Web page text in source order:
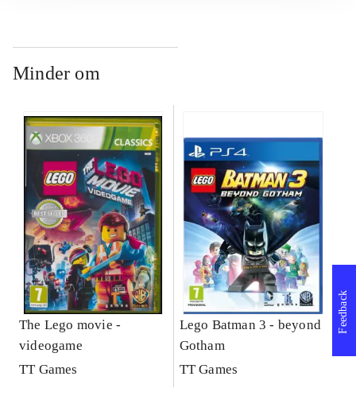
Minder om
The Lego movie -
videogame
TT Games
Lego Batman 3 - beyond
Gotham
TT Games
Feedback